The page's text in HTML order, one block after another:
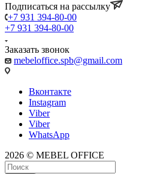
Подписаться на рассылку
+7 931 394-80-00
+7 931 394-80-00
Заказать звонок
mebeloffice.spb@gmail.com
Вконтакте
Instagram
Viber
Viber
WhatsApp
2026 © MEBEL OFFICE